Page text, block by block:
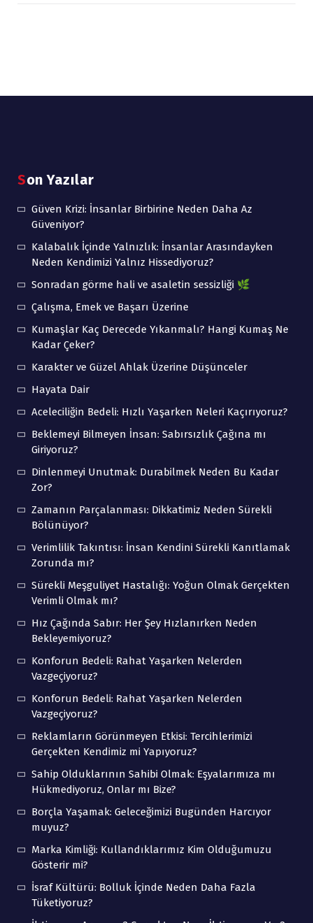
Son Yazılar
Güven Krizi: İnsanlar Birbirine Neden Daha Az
Güveniyor?
Kalabalık İçinde Yalnızlık: İnsanlar Arasındayken
Neden Kendimizi Yalnız Hissediyoruz?
Sonradan görme hali ve asaletin sessizliği 🌿
Çalışma, Emek ve Başarı Üzerine
Kumaşlar Kaç Derecede Yıkanmalı? Hangi Kumaş Ne
Kadar Çeker?
Karakter ve Güzel Ahlak Üzerine Düşünceler
Hayata Dair
Aceleciliğin Bedeli: Hızlı Yaşarken Neleri Kaçırıyoruz?
Beklemeyi Bilmeyen İnsan: Sabırsızlık Çağına mı
Giriyoruz?
Dinlenmeyi Unutmak: Durabilmek Neden Bu Kadar
Zor?
Zamanın Parçalanması: Dikkatimiz Neden Sürekli
Bölünüyor?
Verimlilik Takıntısı: İnsan Kendini Sürekli Kanıtlamak
Zorunda mı?
Sürekli Meşguliyet Hastalığı: Yoğun Olmak Gerçekten
Verimli Olmak mı?
Hız Çağında Sabır: Her Şey Hızlanırken Neden
Bekleyemiyoruz?
Konforun Bedeli: Rahat Yaşarken Nelerden
Vazgeçiyoruz?
Konforun Bedeli: Rahat Yaşarken Nelerden
Vazgeçiyoruz?
Reklamların Görünmeyen Etkisi: Tercihlerimizi
Gerçekten Kendimiz mi Yapıyoruz?
Sahip Olduklarının Sahibi Olmak: Eşyalarımıza mı
Hükmediyoruz, Onlar mı Bize?
Borçla Yaşamak: Geleceğimizi Bugünden Harcıyor
muyuz?
Marka Kimliği: Kullandıklarımız Kim Olduğumuzu
Gösterir mi?
İsraf Kültürü: Bolluk İçinde Neden Daha Fazla
Tüketiyoruz?